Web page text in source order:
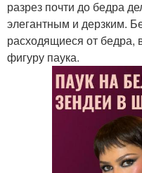
разрез почти до бедра
элегантным и дерзким.
расходящиеся от бедра,
фигуру паука.